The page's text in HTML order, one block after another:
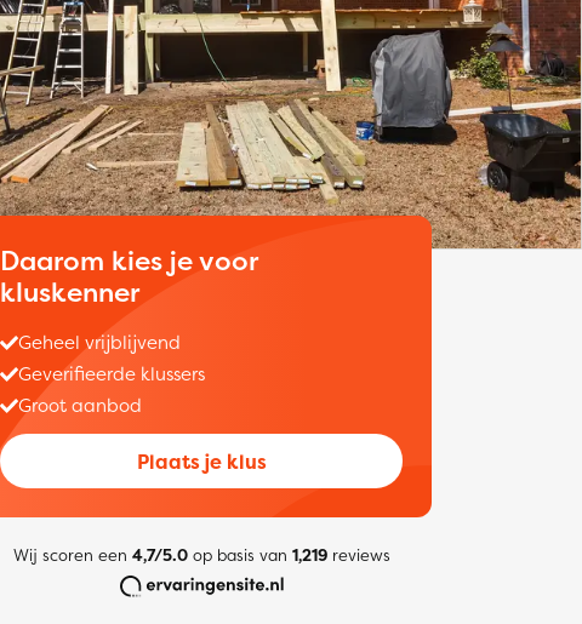
Daarom kies je voor
kluskenner
Geheel vrijblijvend
Geverifieerde klussers
Groot aanbod
Plaats je klus
Wij scoren een 4,7/5.0op basis van 1,219reviews